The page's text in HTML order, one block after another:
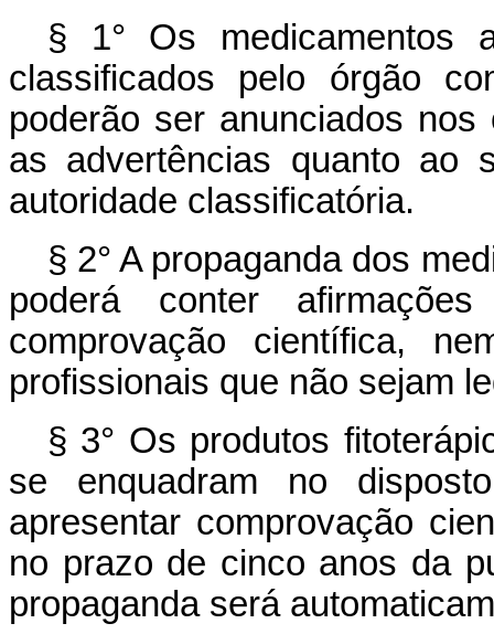
§ 1° Os medicamentos
classificados pelo órgão
poderão ser anunciados
as advertências quanto ao
autoridade classificatória.
§ 2° A propaganda dos
poderá conter
comprovação científica,
profissionais que não sejam
§ 3° Os produtos
se enquadram no
apresentar comprovação
no prazo de cinco anos da
propaganda será